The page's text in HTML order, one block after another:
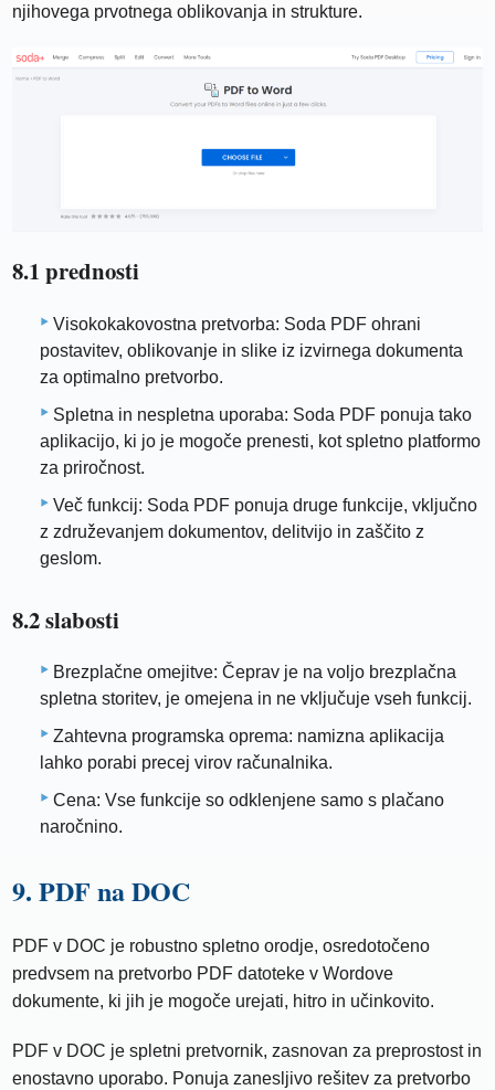
njihovega prvotnega oblikovanja in strukture.
8.1 prednosti
Visokokakovostna pretvorba: Soda PDF ohrani
postavitev, oblikovanje in slike iz izvirnega dokumenta
za optimalno pretvorbo.
Spletna in nespletna uporaba: Soda PDF ponuja tako
aplikacijo, ki jo je mogoče prenesti, kot spletno platformo
za priročnost.
Več funkcij: Soda PDF ponuja druge funkcije, vključno
z združevanjem dokumentov, delitvijo in zaščito z
geslom.
8.2 slabosti
Brezplačne omejitve: Čeprav je na voljo brezplačna
spletna storitev, je omejena in ne vključuje vseh funkcij.
Zahtevna programska oprema: namizna aplikacija
lahko porabi precej virov računalnika.
Cena: Vse funkcije so odklenjene samo s plačano
naročnino.
9. PDF na DOC
PDF v DOC je robustno spletno orodje, osredotočeno
predvsem na pretvorbo PDF datoteke v Wordove
dokumente, ki jih je mogoče urejati, hitro in učinkovito.
PDF v DOC je spletni pretvornik, zasnovan za preprostost in
enostavno uporabo. Ponuja zanesljivo rešitev za pretvorbo